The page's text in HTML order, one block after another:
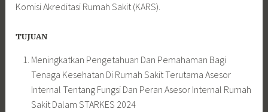
Komisi Akreditasi Rumah Sakit (KARS).
TUJUAN
Meningkatkan Pengetahuan Dan Pemahaman Bagi
Tenaga Kesehatan Di Rumah Sakit Terutama Asesor
Internal Tentang Fungsi Dan Peran Asesor Internal Rumah
Sakit Dalam STARKES 2024